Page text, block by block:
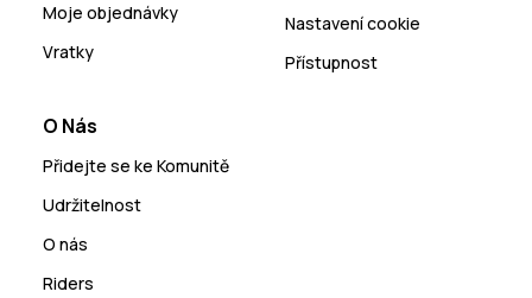
Moje objednávky
Vratky
Nastavení cookie
Přístupnost
O Nás
Přidejte se ke Komunitě
Udržitelnost
O nás
Riders